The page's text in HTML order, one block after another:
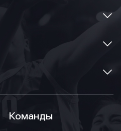
Команды